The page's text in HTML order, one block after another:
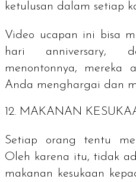
ketulusan dalam setiap
Video ucapan ini bisa
hari anniversary,
menontonnya, mereka
Anda menghargai dan
12. MAKANAN
Setiap orang tentu
Oleh karena itu, tidak
makanan kesukaan